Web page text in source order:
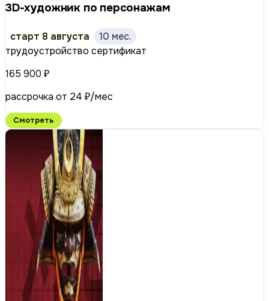
3D-художник по персонажам
старт 8 августа
10 мес.
трудоустройство сертификат
165 900 ₽
рассрочка от 24 ₽/мес
Смотреть